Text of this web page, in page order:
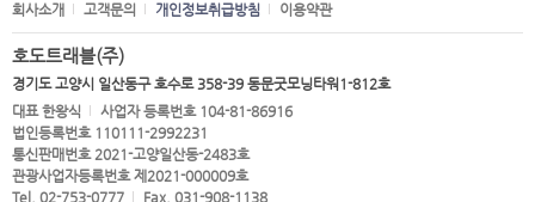
회사소개 고객문의 개인정보취급방침 이용약관
호도트래블(주)
경기도 고양시 일산동구 호수로 358-39 동문굿모닝타워1-812호
대표 한왕식
사업자 등록번호 104-81-86916
법인등록번호 110111-2992231
통신판매번호 2021-고양일산동-2483호
관광사업자등록번호 제2021-000009호
Tel. 02-753-0777
Fax. 031-908-1138